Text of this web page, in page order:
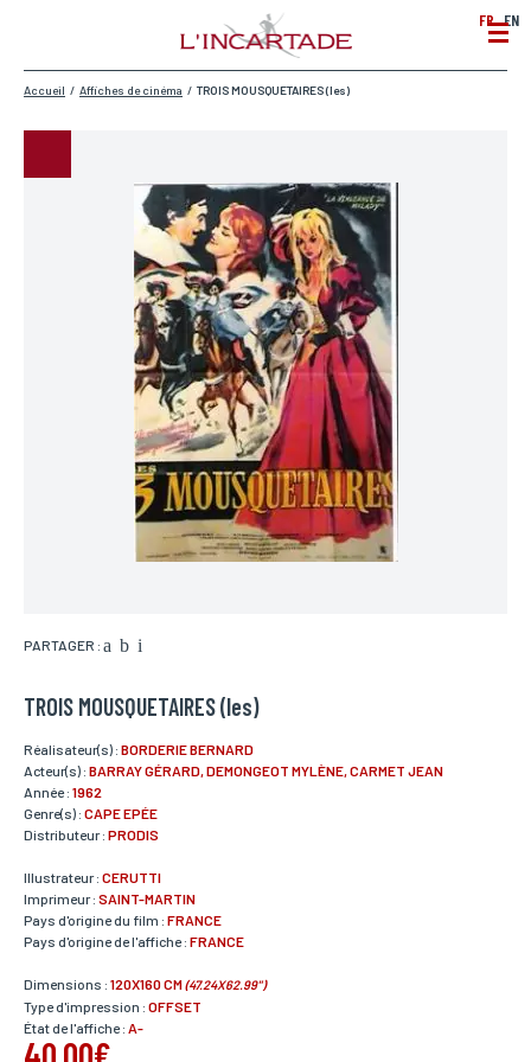
FR EN
Accueil / Affiches de cinéma / TROIS MOUSQUETAIRES (les)
PARTAGER :
TROIS MOUSQUETAIRES (les)
Réalisateur(s) : BORDERIE BERNARD
Acteur(s) : BARRAY GÉRARD, DEMONGEOT MYLÈNE, CARMET JEAN
Année : 1962
Genre(s) : CAPE EPÉE
Distributeur : PRODIS
Illustrateur : CERUTTI
Imprimeur : SAINT-MARTIN
Pays d'origine du film : FRANCE
Pays d'origine de l'affiche : FRANCE
Dimensions : 120X160 CM(47.24X62.99")
Type d'impression : OFFSET
État de l'affiche : A-